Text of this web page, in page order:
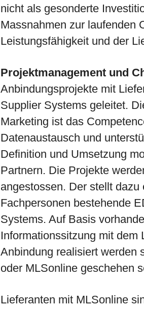
nicht als gesonderte
Massnahmen zur laufenden
Leistungsfähigkeit und der
Projektmanagement und
Anbindungsprojekte mit
Supplier Systems geleitet.
Marketing ist das
Datenaustausch und
Definition und Umsetzung
Partnern. Die Projekte
angestossen. Der stellt
Fachpersonen bestehende
Systems. Auf Basis
Informationssitzung mit dem
Anbindung realisiert werden
oder MLSonline geschehen
Lieferanten mit MLSonline